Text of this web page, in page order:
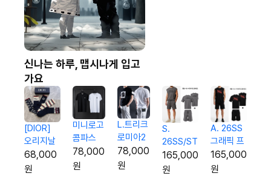
신나는 하루, 맵시나게 입고
가요
[DIOR]
오리지날
패턴Set
5종 양말
68,000
원
미니로고
콤파스
코튼 반
팔티
78,000
원
L.트리크
로미아2
반팔티
78,000
원
S.
26SS/ST
레터링
3p 오버
165,000
원
A. 26SS
그래픽 프
린팅 3p
오버핏 셋
165,000
원